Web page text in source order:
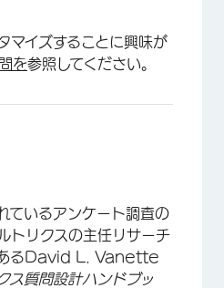
マイズすることに興味が
を参照してください。
ているアンケート調査の
トリクスの主任リサーチ
あるDavid L. Vanette
ス質問設計ハンドブッ